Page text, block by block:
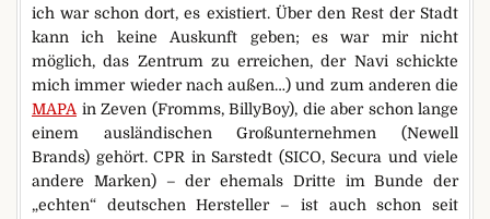
ich war schon dort, es existiert. Über den Rest der Stadt
kann ich keine Auskunft geben; es war mir nicht
möglich, das Zentrum zu erreichen, der Navi schickte
mich immer wieder nach außen…) und zum anderen die
MAPAin Zeven (Fromms, BillyBoy), die aber schon lange
einem ausländischen Großunternehmen (Newell
Brands) gehört. CPR in Sarstedt (SICO, Secura und viele
andere Marken) – der ehemals Dritte im Bunde der
„echten“ deutschen Hersteller – ist auch schon seit